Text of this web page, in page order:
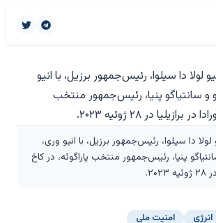
لولا دا سیلوا، رئیس‌جمهور برزیل، با انیو وری،
پنیا، رئیس‌جمهور منتخب پاراگوئه، در کاخ
انرژی امنیت ملی